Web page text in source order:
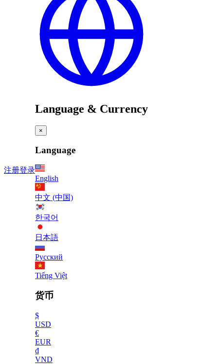
注册登录
Language & Currency
×
Language
English
中文 (中国)
한국어
日本語
Русский
Tiếng Việt
货币
$
USD
€
EUR
₫
VND